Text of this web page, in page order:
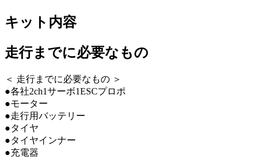
キット内容
走行までに必要なもの
＜ 走行までに必要なもの ＞
●各社2ch1サーボ1ESCプロポ
●モーター
●走行用バッテリー
●タイヤ
●タイヤインナー
●充電器